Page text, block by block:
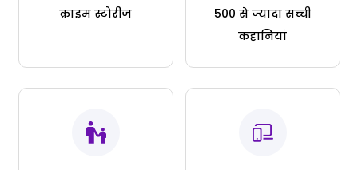
क्राइम स्टोरीज
500 से ज्यादा सच्ची
कहानियां